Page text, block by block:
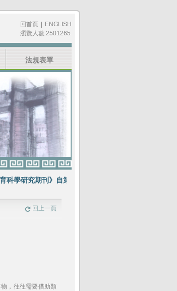
回首頁
ENGLISH
瀏覽人數:2501265
法規表單
研究期刊》自第64卷第1期起不再出版紙本期刊
回上一頁
，往往需要借助類